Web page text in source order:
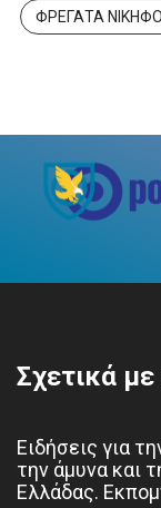
ΦΡΕΓΑΤΑ
Σχετικά
Ειδήσεις για
την άμυνα και
Ελλάδας.